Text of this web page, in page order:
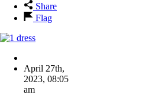
Share
Flag
April 27th,
2023, 08:05
am